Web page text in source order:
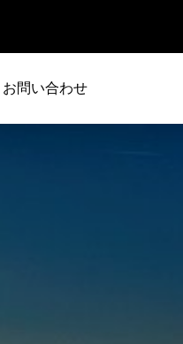
お問い合わせ